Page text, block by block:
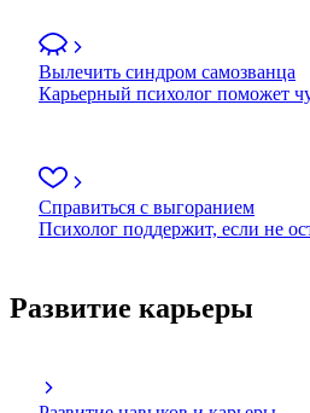
Вылечить синдром самозванца
Карьерный психолог поможет
Справиться с выгоранием
Психолог поддержит, если не
Развитие карьеры